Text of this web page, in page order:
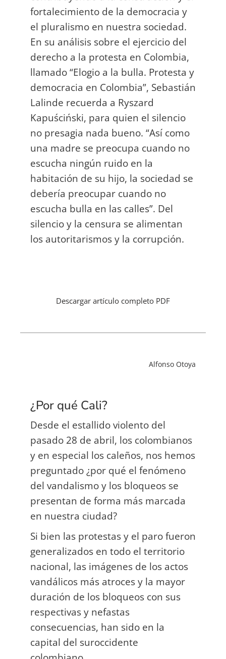
fortalecimiento de la democracia y
el pluralismo en nuestra sociedad.
En su análisis sobre el ejercicio del
derecho a la protesta en Colombia,
llamado “Elogio a la bulla. Protesta y
democracia en Colombia”, Sebastián
Lalinde recuerda a Ryszard
Kapuściński, para quien el silencio
no presagia nada bueno. “Así como
una madre se preocupa cuando no
escucha ningún ruido en la
habitación de su hijo, la sociedad se
debería preocupar cuando no
escucha bulla en las calles”. Del
silencio y la censura se alimentan
los autoritarismos y la corrupción.
Descargar artículo completo PDF
Alfonso Otoya
¿Por qué Cali?
Desde el estallido violento del
pasado 28 de abril, los colombianos
y en especial los caleños, nos hemos
preguntado ¿por qué el fenómeno
del vandalismo y los bloqueos se
presentan de forma más marcada
en nuestra ciudad?
Si bien las protestas y el paro fueron
generalizados en todo el territorio
nacional, las imágenes de los actos
vandálicos más atroces y la mayor
duración de los bloqueos con sus
respectivas y nefastas
consecuencias, han sido en la
capital del suroccidente